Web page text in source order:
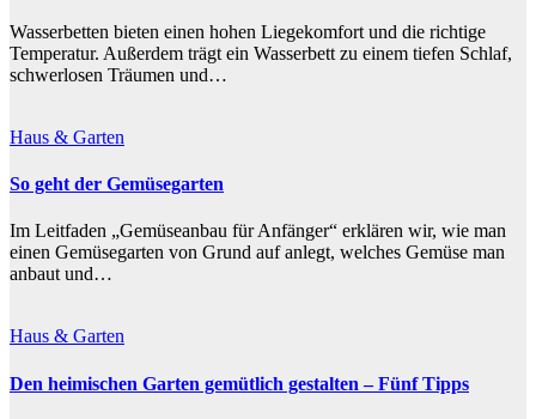
Wasserbetten bieten einen hohen Liegekomfort und die richtige
Temperatur. Außerdem trägt ein Wasserbett zu einem tiefen Schlaf,
schwerlosen Träumen und…
Haus & Garten
So geht der Gemüsegarten
Im Leitfaden „Gemüseanbau für Anfänger“ erklären wir, wie man
einen Gemüsegarten von Grund auf anlegt, welches Gemüse man
anbaut und…
Haus & Garten
Den heimischen Garten gemütlich gestalten – Fünf Tipps